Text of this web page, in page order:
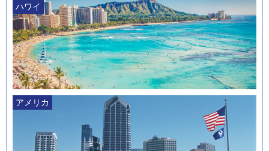
ハワイ
アメリカ